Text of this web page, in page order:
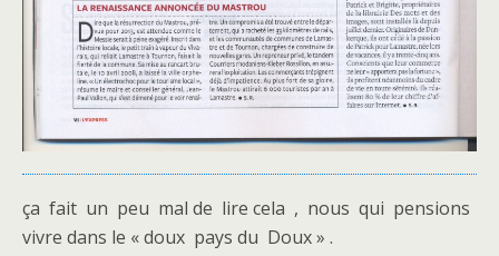
ça fait un peu mal de lire cela , nous qui pensions
vivre dans le « doux pays du Doux » .